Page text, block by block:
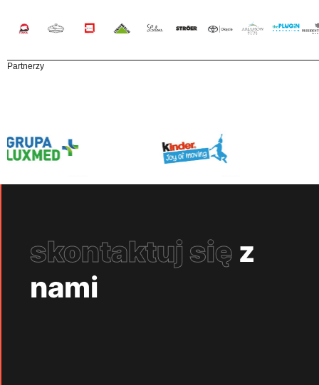
Partnerzy
skontaktuj się z
nami